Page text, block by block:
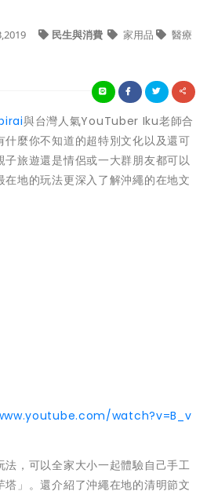
民生與消費 家用品 醫療
與台灣人氣YouTuber Iku老師合
麼你不知道的超特別文化以及還可
子旅遊還是情侶或一大群朋友都可以
地的玩法更深入了解沖繩的在地文
watch?v=B_v
，可以全家大小一起體驗自己手工
」。還介紹了沖繩在地的清明節文